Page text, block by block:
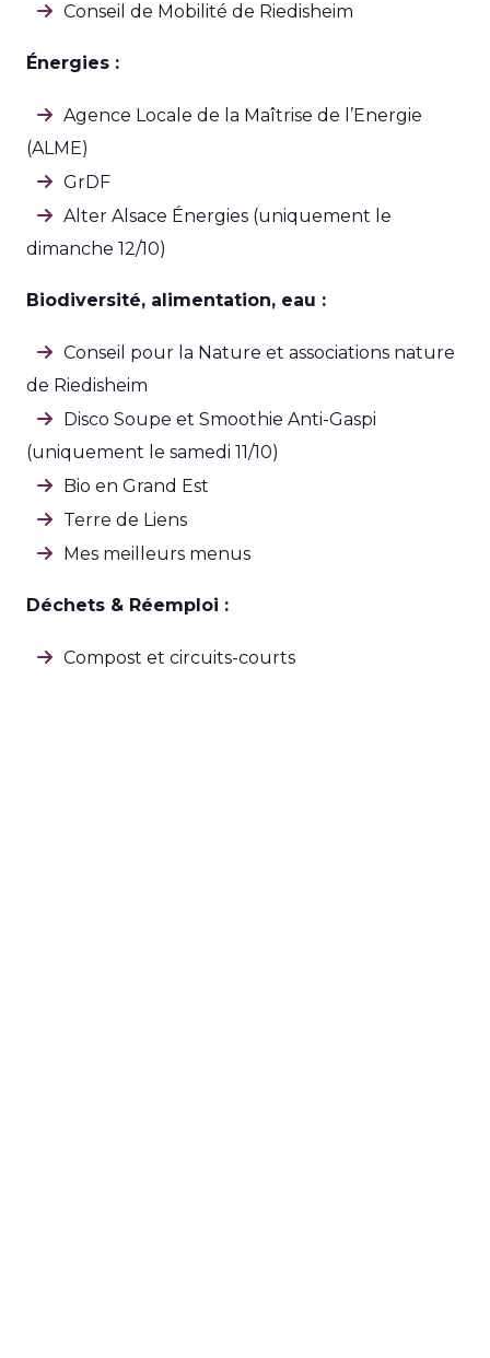
Conseil de Mobilité de Riedisheim
Énergies :
Agence Locale de la Maîtrise de l’Energie
(ALME)
GrDF
Alter Alsace Énergies (uniquement le
dimanche 12/10)
Biodiversité, alimentation, eau :
Conseil pour la Nature et associations nature
de Riedisheim
Disco Soupe et Smoothie Anti-Gaspi
(uniquement le samedi 11/10)
Bio en Grand Est
Terre de Liens
Mes meilleurs menus
Déchets & Réemploi :
Compost et circuits-courts